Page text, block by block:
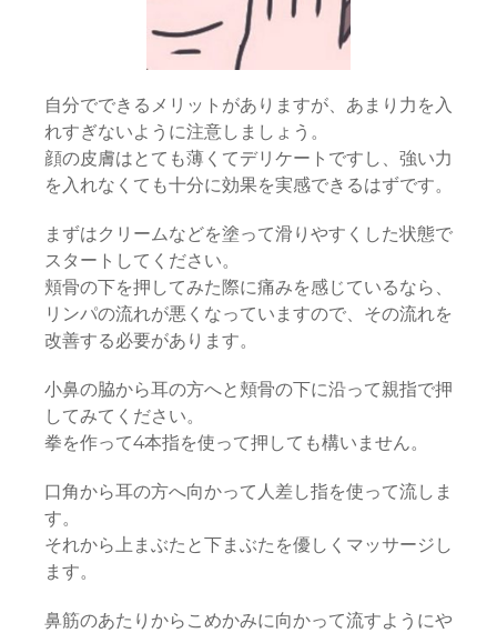
自分でできるメリットがありますが、あまり力を入
れすぎないように注意しましょう。
顔の皮膚はとても薄くてデリケートですし、強い力
を入れなくても十分に効果を実感できるはずです。
まずはクリームなどを塗って滑りやすくした状態で
スタートしてください。
頬骨の下を押してみた際に痛みを感じているなら、
リンパの流れが悪くなっていますので、その流れを
改善する必要があります。
小鼻の脇から耳の方へと頬骨の下に沿って親指で押
してみてください。
拳を作って4本指を使って押しても構いません。
口角から耳の方へ向かって人差し指を使って流しま
す。
それから上まぶたと下まぶたを優しくマッサージし
ます。
鼻筋のあたりからこめかみに向かって流すようにや